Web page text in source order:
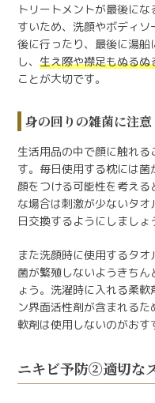
トリートメントが最後に
すいため、洗顔やボディ
後に行ったり、最後に湯
し、生え際や襟足もぬる
ことが大切です。
身の回りの雑菌に注意
生活用品の中で顔に触れ
す。毎日使用する枕には
顔をつける可能性を考え
な場合は刺激が少ないタ
日交換するようにしましょ
また洗顔時に使用するタ
菌が繁殖しないようきち
ょう。洗濯時に入れる柔
ン界面活性剤が含まれる
軟剤は使用しないのがおす
ニキビ予防②適切な